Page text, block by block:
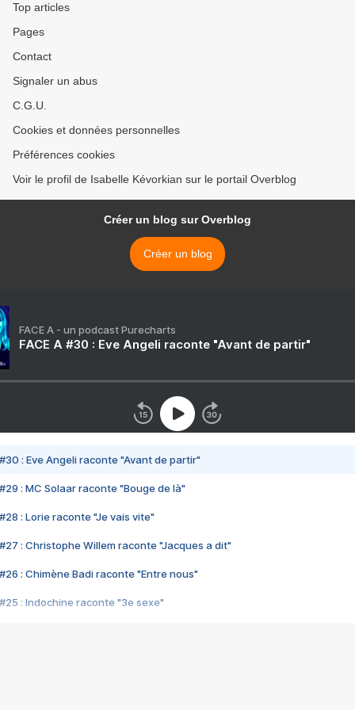
Top articles
Pages
Contact
Signaler un abus
C.G.U.
Cookies et données personnelles
Préférences cookies
Voir le profil de Isabelle Kévorkian sur le portail Overblog
Créer un blog sur Overblog
Créer un blog
FACE A - un podcast Purecharts
FACE A #30 : Eve Angeli raconte "Avant de partir"
#30 : Eve Angeli raconte "Avant de partir"
#29 : MC Solaar raconte "Bouge de là"
#28 : Lorie raconte "Je vais vite"
#27 : Christophe Willem raconte "Jacques a dit"
#26 : Chimène Badi raconte "Entre nous"
#25 : Indochine raconte "3e sexe"